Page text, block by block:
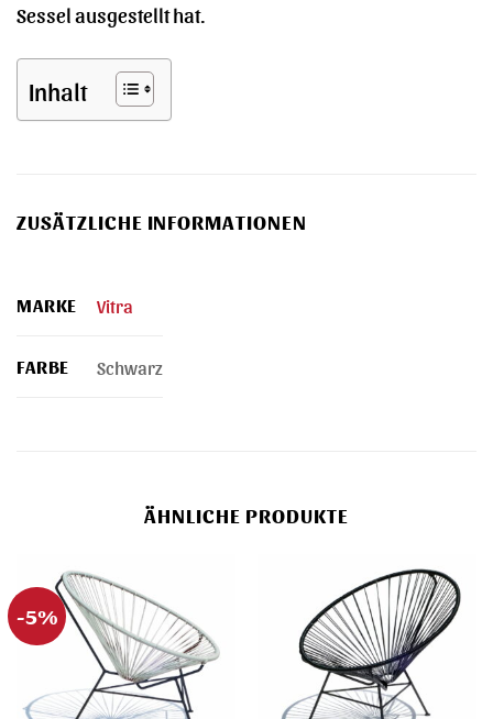
Sessel ausgestellt hat.
Inhalt
ZUSÄTZLICHE INFORMATIONEN
MARKE Vitra
FARBE Schwarz
ÄHNLICHE PRODUKTE
-5%